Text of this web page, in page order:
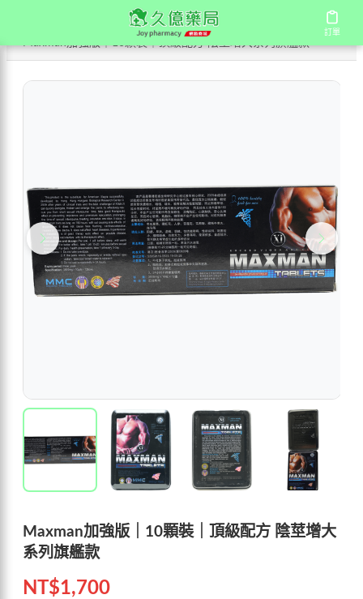
訂單
訂單
Maxman加強版｜10顆裝｜頂級配方 陰莖增大系列旗艦款
Maxman加強版｜10顆裝｜頂級配方 陰莖增大
系列旗艦款
NT$1,700